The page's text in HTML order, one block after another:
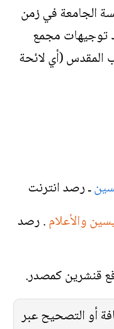
الجامعة في زمن
توجيهات مجمع
المقدس (أي لائحة
ـ رصد انترنت
والأعلام. رصد
قنشرين كمصدر.
أو التصحيح عبر